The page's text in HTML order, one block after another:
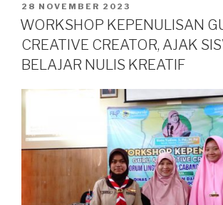
28 NOVEMBER 2023
WORKSHOP KEPENULISAN
CREATIVE CREATOR, AJAK
BELAJAR NULIS KREATIF